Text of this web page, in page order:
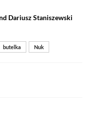
Dariusz Staniszewski
butelka Nuk